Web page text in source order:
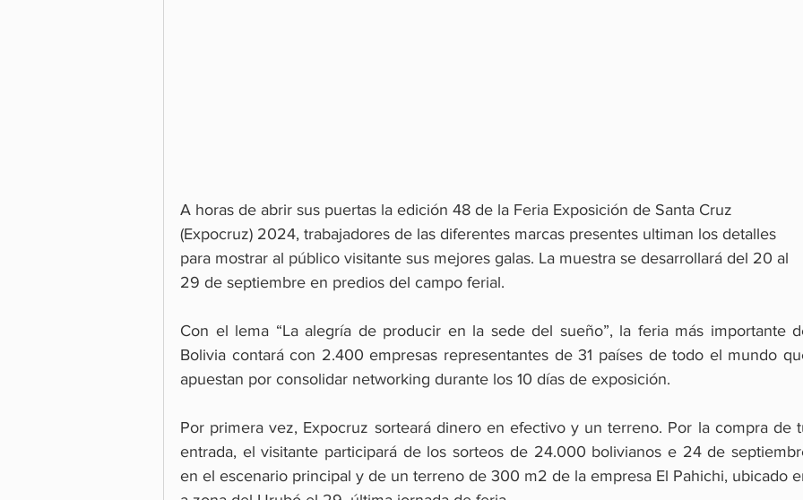
A horas de abrir sus puertas la edición 48 de la Feria Exposición de Santa Cruz
(Expocruz) 2024, trabajadores de las diferentes marcas presentes ultiman los detalles
para mostrar al público visitante sus mejores galas. La muestra se desarrollará del 20 al
29 de septiembre en predios del campo ferial.
Con el lema “La alegría de producir en la sede del sueño”, la feria más importante
Bolivia contará con 2.400 empresas representantes de 31 países de todo el mundo
apuestan por consolidar networking durante los 10 días de exposición.
Por primera vez, Expocruz sorteará dinero en efectivo y un terreno. Por la compra de
entrada, el visitante participará de los sorteos de 24.000 bolivianos e 24 de
en el escenario principal y de un terreno de 300 m2 de la empresa El Pahichi, ubicado